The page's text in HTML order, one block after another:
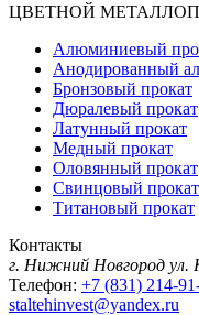
ЦВЕТНОЙ
Алюминиевый
Анодированный
Бронзовый прокат
Дюралевый прокат
Латунный прокат
Медный прокат
Оловянный прокат
Свинцовый прокат
Титановый прокат
Контакты
г. Нижний Новгород ул.
Телефон: +7 (831) 214-
staltehinvest@yandex.ru